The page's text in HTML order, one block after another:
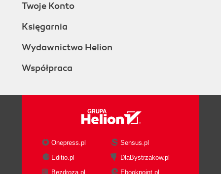
Twoje Konto
Księgarnia
Wydawnictwo Helion
Współpraca
Onepress.pl
Sensus.pl
Editio.pl
DlaBystrzakow.pl
Bezdroza.pl
Ebookpoint.pl